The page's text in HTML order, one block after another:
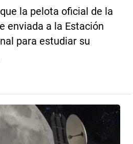
la pelota oficial de la
enviada a la Estación
para estudiar su